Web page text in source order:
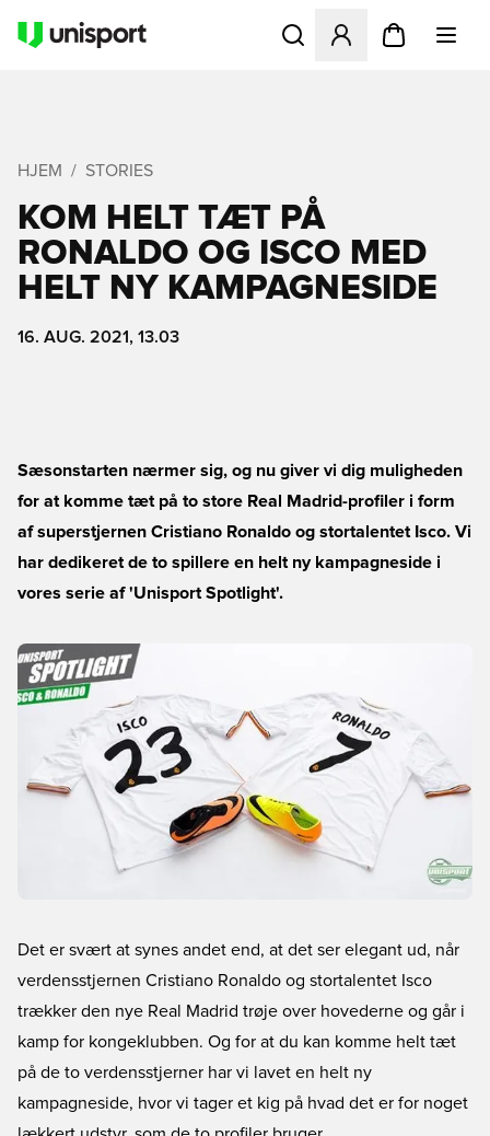
Åbner en Modal til at
HJEM STORIES
KOM HELT TÆT PÅ
RONALDO OG ISCO MED
HELT NY KAMPAGNESIDE
16. AUG. 2021, 13.03
Sæsonstarten nærmer sig, og nu giver vi dig muligheden
for at komme tæt på to store Real Madrid-profiler i form
af superstjernen Cristiano Ronaldo og stortalentet Isco. Vi
har dedikeret de to spillere en helt ny kampagneside i
vores serie af 'Unisport Spotlight'.
Det er svært at synes andet end, at det ser elegant ud, når
verdensstjernen Cristiano Ronaldo og stortalentet Isco
trækker den nye Real Madrid trøje over hovederne og går i
kamp for kongeklubben. Og for at du kan komme helt tæt
på de to verdensstjerner har vi lavet en helt ny
kampagneside, hvor vi tager et kig på hvad det er for noget